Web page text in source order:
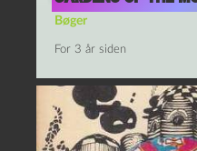
Bøger
For 3 år siden